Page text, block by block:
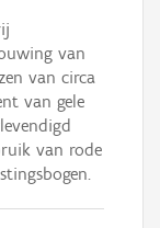
van
van circa
van gele
van rode